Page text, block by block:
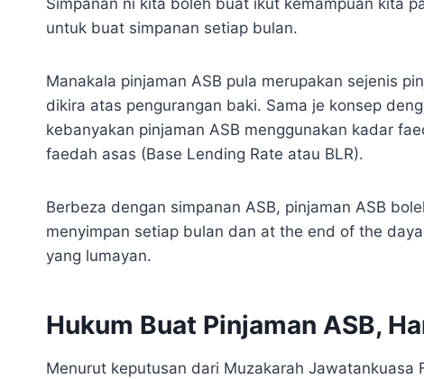
Simpanan ni kita boleh buat ikut kemampuan kita
untuk buat simpanan setiap bulan.
Manakala pinjaman ASB pula merupakan sejenis
dikira atas pengurangan baki. Sama je konsep
kebanyakan pinjaman ASB menggunakan kadar
faedah asas (Base Lending Rate atau BLR).
Berbeza dengan simpanan ASB, pinjaman ASB
menyimpan setiap bulan dan at the end of the
yang lumayan.
Hukum Buat Pinjaman ASB,
Menurut keputusan dari Muzakarah Jawatankuasa